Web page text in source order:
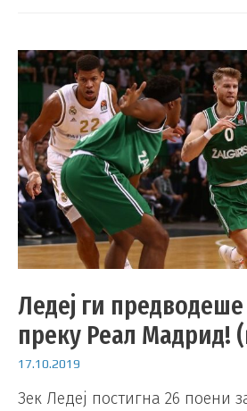
Ледеј ги
преку Реал Мадрид!
17.10.2019
Зек Ледеј постигна 26 поени